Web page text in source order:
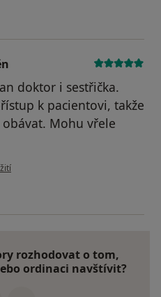
doktor i sestřička.
k pacientovi, takže
Mohu vřele
Váš účet byl odstraněn
rozhodovat o tom,
ordinaci navštívit?